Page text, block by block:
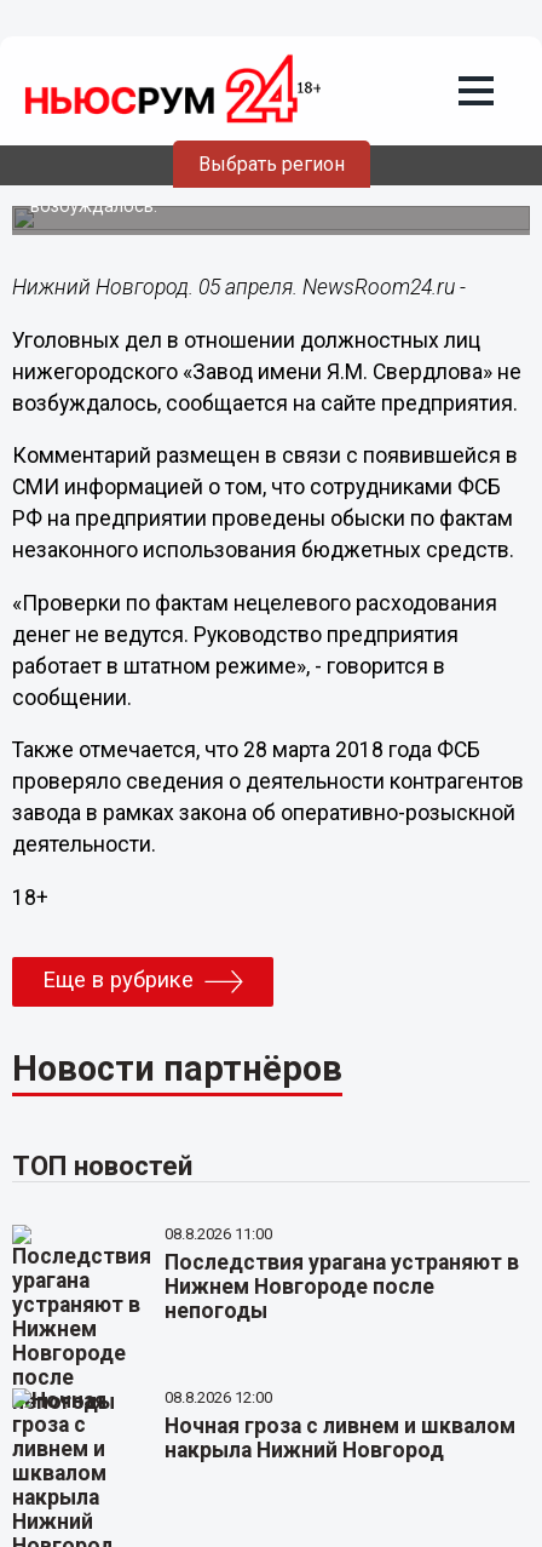
Выбрать регион
05.04.201816:26
Завод имени Я.М. Свердлова
прокомментировал проверку ФСБ
Уголовных дел в отношении должностных лиц завода не
возбуждалось.
Нижний Новгород. 05 апреля. NewsRoom24.ru -
Уголовных дел в отношении должностных лиц
нижегородского «Завод имени Я.М. Свердлова» не
возбуждалось, сообщается на сайте предприятия.
Комментарий размещен в связи с появившейся в
СМИ информацией о том, что сотрудниками ФСБ
РФ на предприятии проведены обыски по фактам
незаконного использования бюджетных средств.
«Проверки по фактам нецелевого расходования
денег не ведутся. Руководство предприятия
работает в штатном режиме», - говорится в
сообщении.
Также отмечается, что 28 марта 2018 года ФСБ
проверяло сведения о деятельности контрагентов
завода в рамках закона об оперативно-розыскной
деятельности.
18+
Еще в рубрике
Новости партнёров
ТОП новостей
08.8.2026 11:00
Последствия урагана устраняют в
Нижнем Новгороде после
непогоды
08.8.2026 12:00
Ночная гроза с ливнем и шквалом
накрыла Нижний Новгород